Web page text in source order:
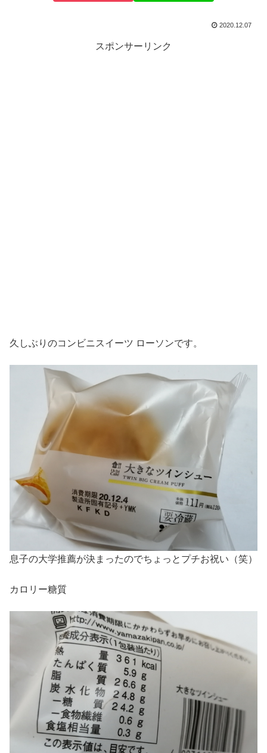
2020.12.07
スポンサーリンク
久しぶりのコンビニスイーツ ローソンです。
息子の大学推薦が決まったのでちょっとプチお祝い（笑）
カロリー糖質